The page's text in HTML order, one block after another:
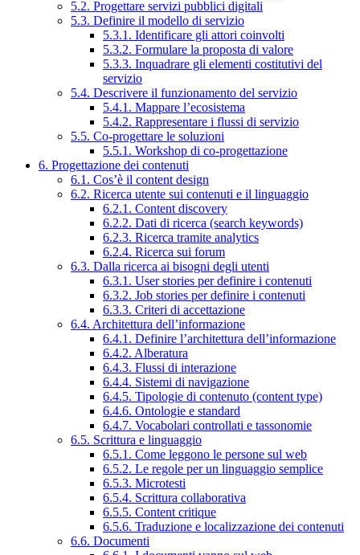
5.2. Progettare servizi pubblici digitali
5.3. Definire il modello di servizio
5.3.1. Identificare gli attori coinvolti
5.3.2. Formulare la proposta di valore
5.3.3. Inquadrare gli elementi costitutivi del
servizio
5.4. Descrivere il funzionamento del servizio
5.4.1. Mappare l’ecosistema
5.4.2. Rappresentare i flussi di servizio
5.5. Co-progettare le soluzioni
5.5.1. Workshop di co-progettazione
6. Progettazione dei contenuti
6.1. Cos’è il content design
6.2. Ricerca utente sui contenuti e il linguaggio
6.2.1. Content discovery
6.2.2. Dati di ricerca (search keywords)
6.2.3. Ricerca tramite analytics
6.2.4. Ricerca sui forum
6.3. Dalla ricerca ai bisogni degli utenti
6.3.1. User stories per definire i contenuti
6.3.2. Job stories per definire i contenuti
6.3.3. Criteri di accettazione
6.4. Architettura dell’informazione
6.4.1. Definire l’architettura dell’informazione
6.4.2. Alberatura
6.4.3. Flussi di interazione
6.4.4. Sistemi di navigazione
6.4.5. Tipologie di contenuto (content type)
6.4.6. Ontologie e standard
6.4.7. Vocabolari controllati e tassonomie
6.5. Scrittura e linguaggio
6.5.1. Come leggono le persone sul web
6.5.2. Le regole per un linguaggio semplice
6.5.3. Microtesti
6.5.4. Scrittura collaborativa
6.5.5. Content critique
6.5.6. Traduzione e localizzazione dei contenuti
6.6. Documenti